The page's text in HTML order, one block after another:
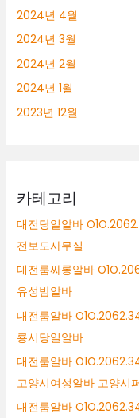
2024년 4월
2024년 3월
2024년 2월
2024년 1월
2023년 12월
카테고리
대전당일알바
전보도사무실
대전룸싸롱알바
유성밤알바
대전룸알바
룡시당일알바
대전룸알바
고양시여성알바 고양시
대전룸알바